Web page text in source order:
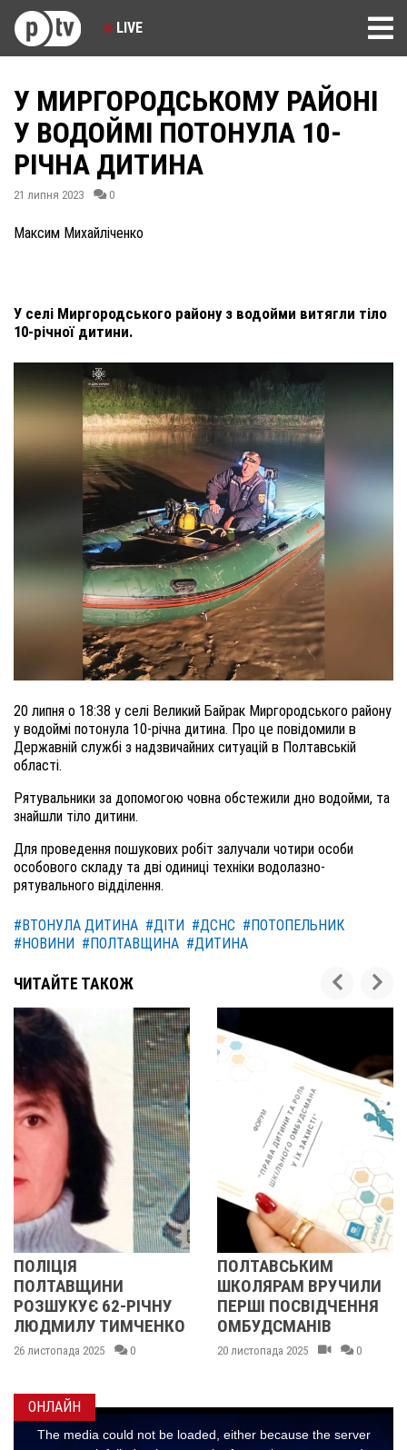
LIVE
У МИРГОРОДСЬКОМУ РАЙОНІ
У ВОДОЙМІ ПОТОНУЛА 10-
РІЧНА ДИТИНА
21 липня 2023 0
Максим Михайліченко
У селі Миргородського району з водойми витягли тіло
10-річної дитини.
20 липня о 18:38 у селі Великий Байрак Миргородського району
у водоймі потонула 10-річна дитина. Про це повідомили в
Державній службі з надзвичайних ситуацій в Полтавській
області.
Рятувальники за допомогою човна обстежили дно водойми, та
знайшли тіло дитини.
Для проведення пошукових робіт залучали чотири особи
особового складу та дві одиниці техніки водолазно-
рятувального відділення.
#ВТОНУЛА ДИТИНА #ДІТИ #ДСНС #ПОТОПЕЛЬНИК
#НОВИНИ #ПОЛТАВЩИНА #ДИТИНА
ЧИТАЙТЕ ТАКОЖ
ПОЛІЦІЯ
ПОЛТАВЩИНИ
РОЗШУКУЄ 62-РІЧНУ
ЛЮДМИЛУ ТИМЧЕНКО
26 листопада 2025 0
ПОЛТАВСЬКИМ
ШКОЛЯРАМ ВРУЧИЛИ
ПЕРШІ ПОСВІДЧЕННЯ
ОМБУДСМАНІВ
20 листопада 2025 0
ОНЛАЙН